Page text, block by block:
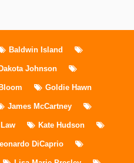
Baldwin Island
Johnson
Goldie Hawn
James McCartney
Kate Hudson
DiCaprio